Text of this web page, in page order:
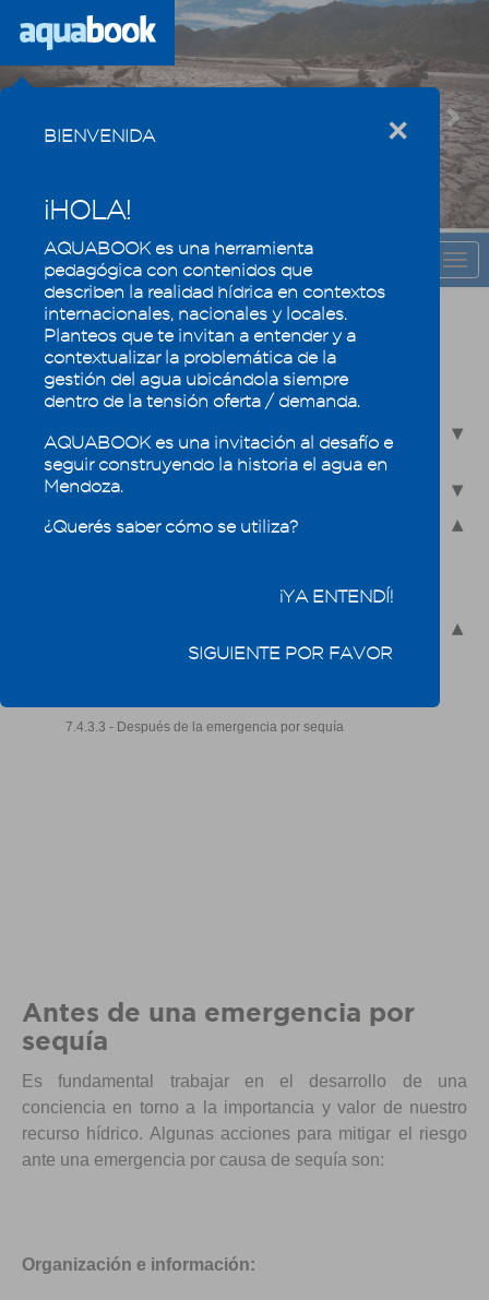
Previous
CAPÍTULO
Amenazas que nos tornan vulnerables:
cambio climático y sequía
7.1 - Cambio Climático
7.2 - Mendoza y su realidad hídrica frente al cambio
climático
7.3 - Escasez, emergencia hídrica y sequía
7.4 - Gestión de riesgo de la sequía: la resiliencia se
7.4.2 - Señales para identificar el riesgo de sequía
mitigar las consecuencias más graves de la sequía
7.4.3.3 - Después de la emergencia por sequía
Antes de una emergencia por
sequía
Es fundamental trabajar en el desarrollo de una
conciencia en torno a la importancia y valor de nuestro
recurso hídrico. Algunas acciones para mitigar el riesgo
ante una emergencia por causa de sequía son:
Organización e información:
×
BIENVENIDA
¡HOLA!
AQUABOOK es una herramienta
pedagógica con contenidos que
describen la realidad hídrica en contextos
internacionales, nacionales y locales.
Planteos que te invitan a entender y a
contextualizar la problemática de la
gestión del agua ubicándola siempre
dentro de la tensión oferta / demanda.
AQUABOOK es una invitación al desafío e
seguir construyendo la historia el agua en
Mendoza.
¿Querés saber cómo se utiliza?
¡YA ENTENDÍ!
SIGUIENTE POR FAVOR